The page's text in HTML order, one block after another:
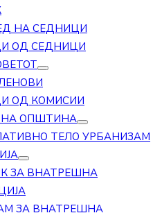
НА СЕДНИЦИ
ОД СЕДНИЦИ
ОД КОМИСИИ
НА ОПШТИНА
ТЕЛО УРБАНИЗАМ
ЗА ВНАТРЕШНА
ЗА ВНАТРЕШНА